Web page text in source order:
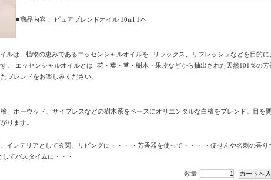
■商品内容： ピュアブレンドオイル 10ml 1本
ルは、植物の恵みであるエッセンシャルオイルを リラックス、リフレッシュなどを目的に
。 エッセンシャルオイルとは 花・葉・茎・樹木・果皮などから抽出された天然101％の芳
ブレンドをお楽しみください。
、ホーウッド、サイプレスなどの樹木系をベースにオリエンタルな白檀をブレンド。目を
ります。
インテリアとして玄関、リビングに・・・ ・芳香器を使って・・・ ・便せんや名刺の香り
てバスタイムに・・・
数量